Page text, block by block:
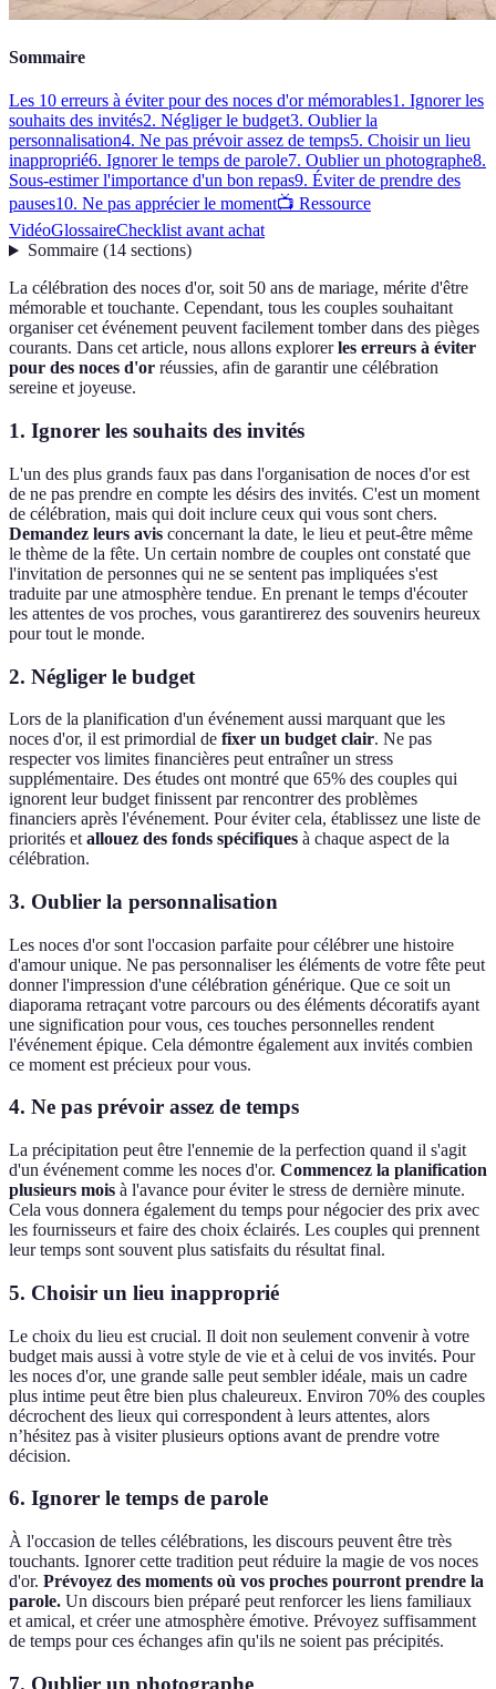
Sommaire
Les 10 erreurs à éviter pour des noces d'or mémorables1. Ignorer les
souhaits des invités2. Négliger le budget3. Oublier la
personnalisation4. Ne pas prévoir assez de temps5. Choisir un lieu
inapproprié6. Ignorer le temps de parole7. Oublier un photographe8.
Sous-estimer l'importance d'un bon repas9. Éviter de prendre des
pauses10. Ne pas apprécier le moment📺 Ressource
VidéoGlossaireChecklist avant achat
Sommaire(14 sections)
La célébration des noces d'or, soit 50 ans de mariage, mérite d'être
mémorable et touchante. Cependant, tous les couples souhaitant
organiser cet événement peuvent facilement tomber dans des pièges
courants. Dans cet article, nous allons explorerles erreurs à éviter
pour des noces d'or réussies, afin de garantir une célébration
sereine et joyeuse.
1. Ignorer les souhaits des invités
L'un des plus grands faux pas dans l'organisation de noces d'or est
de ne pas prendre en compte les désirs des invités. C'est un moment
de célébration, mais qui doit inclure ceux qui vous sont chers.
Demandez leurs avis concernant la date, le lieu et peut-être même
le thème de la fête. Un certain nombre de couples ont constaté que
l'invitation de personnes qui ne se sentent pas impliquées s'est
traduite par une atmosphère tendue. En prenant le temps d'écouter
les attentes de vos proches, vous garantirerez des souvenirs heureux
pour tout le monde.
2. Négliger le budget
Lors de la planification d'un événement aussi marquant que les
noces d'or, il est primordial de fixer un budget clair. Ne pas
respecter vos limites financières peut entraîner un stress
supplémentaire. Des études ont montré que 65% des couples qui
ignorent leur budget finissent par rencontrer des problèmes
financiers après l'événement. Pour éviter cela, établissez une liste de
priorités et allouez des fonds spécifiques à chaque aspect de la
célébration.
3. Oublier la personnalisation
Les noces d'or sont l'occasion parfaite pour célébrer une histoire
d'amour unique. Ne pas personnaliser les éléments de votre fête peut
donner l'impression d'une célébration générique. Que ce soit un
diaporama retraçant votre parcours ou des éléments décoratifs ayant
une signification pour vous, ces touches personnelles rendent
l'événement épique. Cela démontre également aux invités combien
ce moment est précieux pour vous.
4. Ne pas prévoir assez de temps
La précipitation peut être l'ennemie de la perfection quand il s'agit
d'un événement comme les noces d'or. Commencez la planification
plusieurs mois à l'avance pour éviter le stress de dernière minute.
Cela vous donnera également du temps pour négocier des prix avec
les fournisseurs et faire des choix éclairés. Les couples qui prennent
leur temps sont souvent plus satisfaits du résultat final.
5. Choisir un lieu inapproprié
Le choix du lieu est crucial. Il doit non seulement convenir à votre
budget mais aussi à votre style de vie et à celui de vos invités. Pour
les noces d'or, une grande salle peut sembler idéale, mais un cadre
plus intime peut être bien plus chaleureux. Environ 70% des couples
décrochent des lieux qui correspondent à leurs attentes, alors
n’hésitez pas à visiter plusieurs options avant de prendre votre
décision.
6. Ignorer le temps de parole
À l'occasion de telles célébrations, les discours peuvent être très
touchants. Ignorer cette tradition peut réduire la magie de vos noces
d'or. Prévoyez des moments où vos proches pourront prendre la
parole. Un discours bien préparé peut renforcer les liens familiaux
et amical, et créer une atmosphère émotive. Prévoyez suffisamment
de temps pour ces échanges afin qu'ils ne soient pas précipités.
7. Oublier un photographe